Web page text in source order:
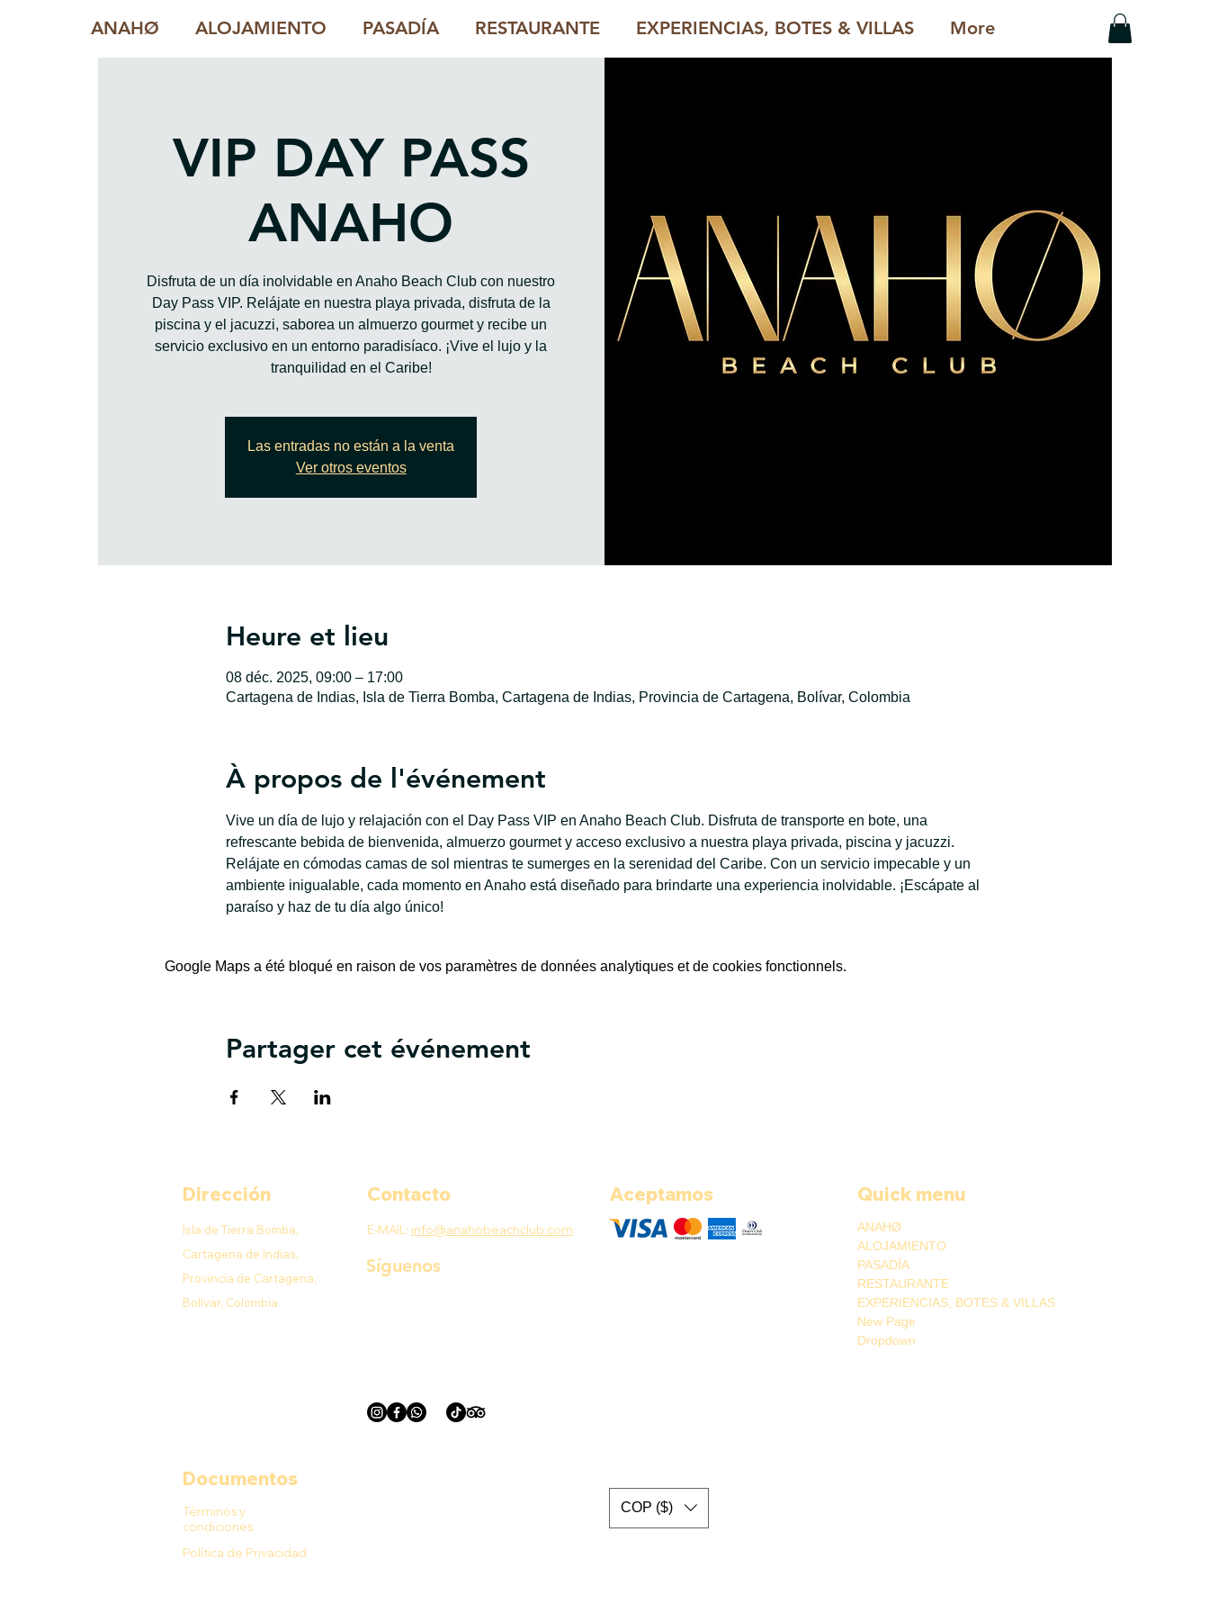
ANAHØ ALOJAMIENTO PASADÍA RESTAURANTE EXPERIENCIAS, BOTES & VILLAS More
VIP DAY PASS
ANAHO
Disfruta de un día inolvidable en Anaho Beach Club con nuestro
Day Pass VIP. Relájate en nuestra playa privada, disfruta de la
piscina y el jacuzzi, saborea un almuerzo gourmet y recibe un
servicio exclusivo en un entorno paradisíaco. ¡Vive el lujo y la
Las entradas no están a la venta
Ver otros eventos
Heure et lieu
08 déc. 2025, 09:00 – 17:00
Cartagena de Indias, Isla de Tierra Bomba, Cartagena de Indias, Provincia de Cartagena, Bolívar, Colombia
À propos de l'événement
Vive un día de lujo y relajación con el Day Pass VIP en Anaho Beach Club. Disfruta de transporte en bote, una
refrescante bebida de bienvenida, almuerzo gourmet y acceso exclusivo a nuestra playa privada, piscina y jacuzzi.
Relájate en cómodas camas de sol mientras te sumerges en la serenidad del Caribe. Con un servicio impecable y un
ambiente inigualable, cada momento en Anaho está diseñado para brindarte una experiencia inolvidable. ¡Escápate al
paraíso y haz de tu día algo único!
Google Maps a été bloqué en raison de vos paramètres de données analytiques et de cookies fonctionnels.
Partager cet événement
Dirección
Isla de Tierra Bomba,
Cartagena de Indias,
Provincia de Cartagena,
Bolívar, Colombia
Contacto
E-MAIL: info@anahobeachclub.com
Síguenos
Aceptamos Quick menu
ANAHØ
ALOJAMIENTO
PASADÍA
RESTAURANTE
EXPERIENCIAS, BOTES & VILLAS
New Page
Dropdown
Documentos
Términos y
condiciones
COP ($)
Política de Privacidad